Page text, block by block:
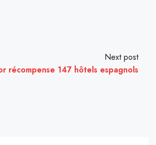
Next post
récompense 147 hôtels espagnols